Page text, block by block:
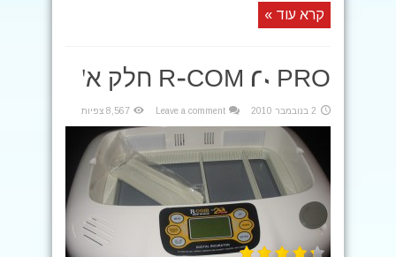
קרא עוד »
R-COM 20 PRO חלק א'
2 בנובמבר 2010 Leave a comment 8,567 צפיות